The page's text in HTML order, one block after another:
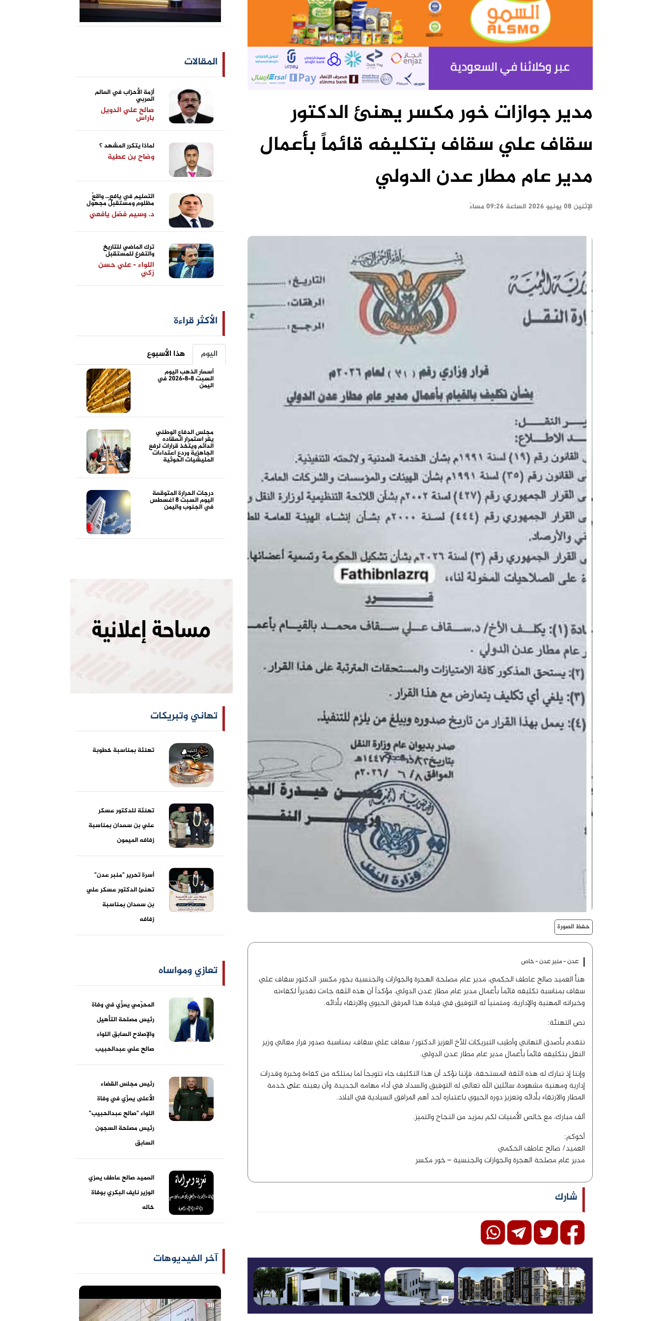
مدير جوازات خور مكسر يهنئ الدكتور
سقاف علي سقاف بتكليفه قائماً بأعمال
مدير عام مطار عدن الدولي
الإثنين ٠٨ يونيو ٢٠٢٦ الساعة ٠٩:٢٦ مساءً
حفظ الصورة
عدن - منبر عدن - خاص
هنأ العميد صالح عاطف الحكمي، مدير عام مصلحة الهجرة والجوازات والجنسية بخور مكسر، الدكتور سقاف علي
سقاف بمناسبة تكليفه قائماً بأعمال مدير عام مطار عدن الدولي، مؤكداً أن هذه الثقة جاءت تقديراً لكفاءته
وخبراته المهنية والإدارية، ومتمنياً له التوفيق في قيادة هذا المرفق الحيوي والارتقاء بأدائه.
نص التهنئة:
نتقدم بأصدق التهاني وأطيب التبريكات للأخ العزيز الدكتور/ سقاف علي سقاف، بمناسبة صدور قرار معالي وزير
النقل بتكليفه قائماً بأعمال مدير عام مطار عدن الدولي.
وإننا إذ نبارك له هذه الثقة المستحقة، فإننا نؤكد أن هذا التكليف جاء تتويجاً لما يمتلكه من كفاءة وخبرة وقدرات
إدارية ومهنية مشهودة، سائلين الله تعالى له التوفيق والسداد في أداء مهامه الجديدة، وأن يعينه على خدمة
المطار والارتقاء بأدائه وتعزيز دوره الحيوي باعتباره أحد أهم المرافق السيادية في البلاد.
ألف مبارك، مع خالص الأمنيات لكم بمزيد من النجاح والتميز.
أخوكم:
العميد/ صالح عاطف الحكمي
مدير عام مصلحة الهجرة والجوازات والجنسية – خور مكسر
شارك
المقالات
أزمة الأحزاب في العالم
العربي
صالح علي الدويل
باراس
لماذا يتكرر المشهد ؟
وضاح بن عطية
التعليم في يافع... واقعٌ
مظلوم ومستقبلٌ مجهول
د. وسيم فضل يافعي
ترك الماضي للتاريخ
والتفرغ للمستقبل
اللواء - علي حسن
زكي
الأكثر قراءة
اليوم هذا الأسبوع
أسعار الذهب اليوم
السبت 8-8-2026 في
اليمن
مجلس الدفاع الوطني
يقر استمرار انعقاده
الدائم ويتخذ قرارات لرفع
الجاهزية وردع اعتداءات
المليشيات الحوثية
درجات الحرارة المتوقعة
اليوم السبت 8 اغسطس
في الجنوب واليمن
تهاني وتبريكات
تهنئة بمناسبة خطوبة
تهنئة للدكتور عسكر
علي بن سعدان بمناسبة
زفافه الميمون
أسرة تحرير "منبر عدن"
تهنئ الدكتور عسكر علي
بن سعدان بمناسبة
زفافه
تعازي ومواساه
المحرّمي يعزِّي في وفاة
رئيس مصلحة التأهيل
والإصلاح السابق اللواء
صالح علي عبدالحبيب
رئيس مجلس القضاء
الأعلى يعزّي في وفاة
اللواء "صالح عبدالحبيب"
رئيس مصلحة السجون
السابق
العميد صالح عاطف يعزي
الوزير نايف البكري بوفاة
خاله
آخر الفيديوهات